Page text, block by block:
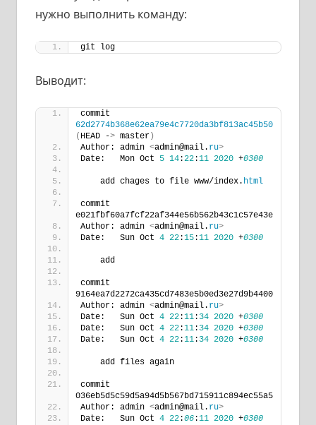
нужно выполнить команду:
git log
Выводит:
62d2774b368e62ea79e4c7720da3bf813ac45b50
( HEAD -> master)
Author: admin <admin@mail. ru>
Date:   Mon Oct
5 14:22:11 2020 +0300
    add chages to file www/index.
html
commit
e021fbf60a7fcf22af344e56b562b43c1c57e43e
Author: admin <admin@mail. ru>
Date:   Sun Oct 4 22:15:11 2020 +0300
    add
commit
9164ea7d2272ca435cd7483e5b0ed3e27d9b4400
Author: admin <admin@mail. ru>
Date:   Sun Oct 4 22:11: 34 2020 +0300
Date:   Sun Oct 4 22:11: 34 2020 +0300
Date:   Sun Oct 4 22:11: 34 2020 +0300
    add files again
commit
036eb5d5c59d5a94d5b567bd715911c894ec55a5
Author: admin <admin@mail. ru>
Date:   Sun Oct 4 22:06:11 2020 +0300